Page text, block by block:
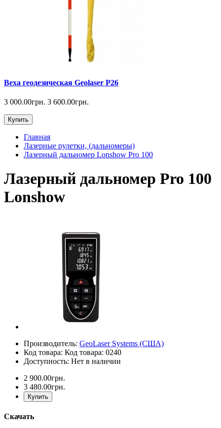
Веха геодезическая Geolaser P26
3 000.00грн. 3 600.00грн.
Купить
Главная
Лазерные рулетки, (дальномеры)
Лазерный дальномер Lonshow Pro 100
Лазерный дальномер Pro 100
Lonshow
Производитель: GeoLaser Systems (CША)
Код товара: Код товара: 0240
Доступность: Нет в наличии
2 900.00грн.
3 480.00грн.
Купить
Скачать